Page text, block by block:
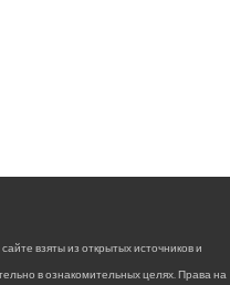
взяты из открытых источников и
в ознакомительных целях. Права на